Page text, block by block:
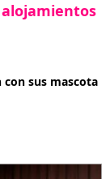
sus mascota